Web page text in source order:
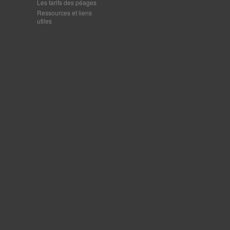
Les tarifs des péages
Ressources et liens
utiles